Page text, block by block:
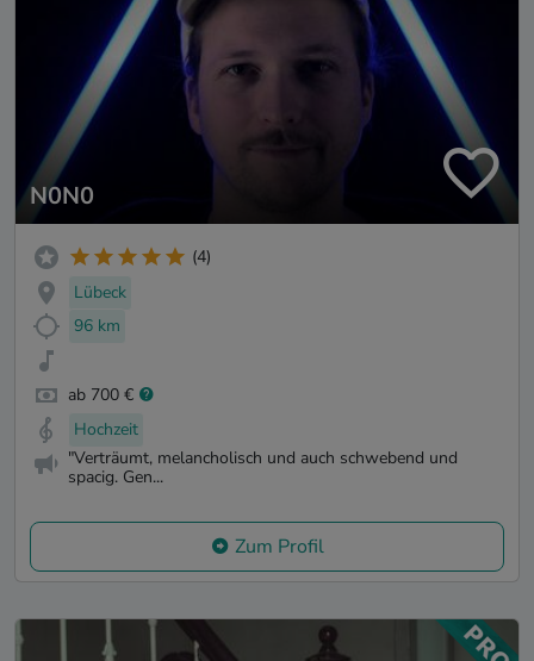
N0N0
(4)
Lübeck
96 km
ab 700 €
Hochzeit
"Verträumt, melancholisch und auch schwebend und
spacig. Gen...
Zum Profil